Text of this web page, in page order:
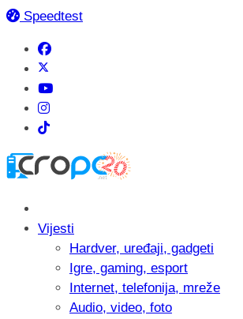
Speedtest
Vijesti
Hardver, uređaji, gadgeti
Igre, gaming, esport
Internet, telefonija, mreže
Audio, video, foto